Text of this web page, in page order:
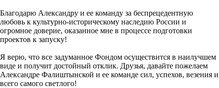
Благодарю Александру и ее команду за беспрецедентную
любовь к культурно-историческому наследию России и
огромное доверие, оказанное мне в процессе подготовки
проектов к запуску!
Я верю, что все задуманное Фондом осуществится в наилучшем
виде и получит достойный отклик. Друзья, давайте пожелаем
Александре Фалиштынской и ее команде сил, успехов, везения и
всего самого светлого!